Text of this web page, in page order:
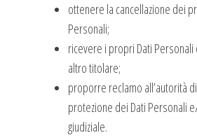
ottenere la cancellazione dei
Personali;
ricevere i propri Dati
altro titolare;
proporre reclamo all’autorità
protezione dei Dati Personali
giudiziale.